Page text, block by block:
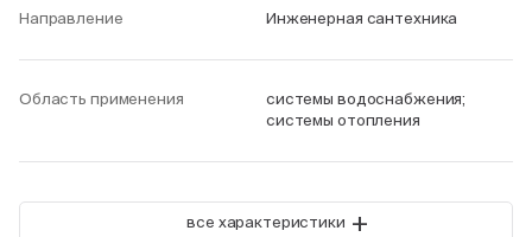
Направление Инженерная сантехника
Область применения
системы водоснабжения;
системы отопления
все характеристики +